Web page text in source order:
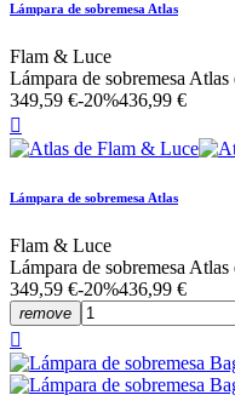
Lámpara de sobremesa Atlas
Flam & Luce
Lámpara de sobremesa
349,59 €-20%436,99 €

Lámpara de sobremesa Atlas
Flam & Luce
Lámpara de sobremesa
349,59 €-20%436,99 €
remove
